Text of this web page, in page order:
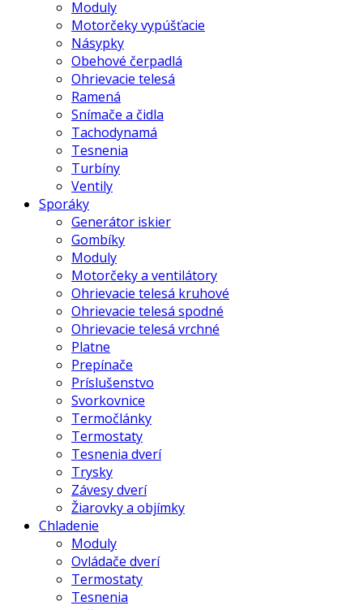
Moduly
Motorčeky vypúšťacie
Násypky
Obehové čerpadlá
Ohrievacie telesá
Ramená
Snímače a čidla
Tachodynamá
Tesnenia
Turbíny
Ventily
Sporáky
Generátor iskier
Gombíky
Moduly
Motorčeky a ventilátory
Ohrievacie telesá kruhové
Ohrievacie telesá spodné
Ohrievacie telesá vrchné
Platne
Prepínače
Príslušenstvo
Svorkovnice
Termočlánky
Termostaty
Tesnenia dverí
Trysky
Závesy dverí
Žiarovky a objímky
Chladenie
Moduly
Ovládače dverí
Termostaty
Tesnenia